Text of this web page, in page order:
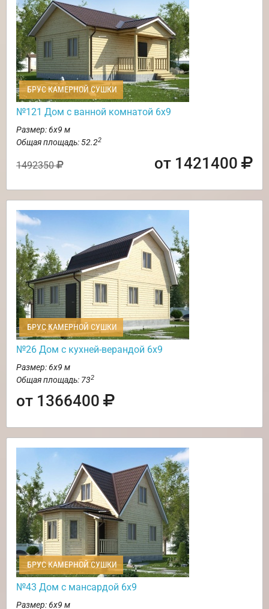
БРУС КАМЕРНОЙ СУШКИ
№121 Дом с ванной комнатой 6х9
Размер: 6х9 м
Общая площадь: 52.22
1492350 от 1421400
БРУС КАМЕРНОЙ СУШКИ
№26 Дом с кухней-верандой 6х9
Размер: 6х9 м
Общая площадь: 732
от 1366400
БРУС КАМЕРНОЙ СУШКИ
№43 Дом с мансардой 6х9
Размер: 6х9 м